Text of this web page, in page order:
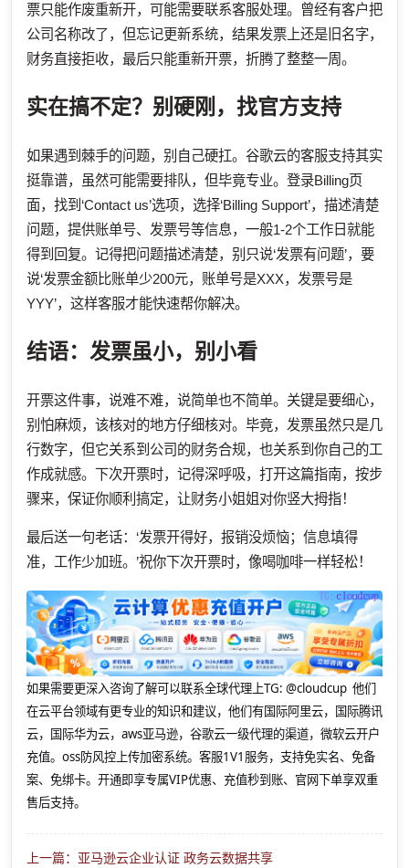
票只能作废重新开，可能需要联系客服处理。曾经有客户把
公司名称改了，但忘记更新系统，结果发票上还是旧名字，
财务直接拒收，最后只能重新开票，折腾了整整一周。
实在搞不定？别硬刚，找官方支持
如果遇到棘手的问题，别自己硬扛。谷歌云的客服支持其实
挺靠谱，虽然可能需要排队，但毕竟专业。登录Billing页
面，找到‘Contact us’选项，选择‘Billing Support’，描述清楚
问题，提供账单号、发票号等信息，一般1-2个工作日就能
得到回复。记得把问题描述清楚，别只说‘发票有问题’，要
说‘发票金额比账单少200元，账单号是XXX，发票号是
YYY’，这样客服才能快速帮你解决。
结语：发票虽小，别小看
开票这件事，说难不难，说简单也不简单。关键是要细心，
别怕麻烦，该核对的地方仔细核对。毕竟，发票虽然只是几
行数字，但它关系到公司的财务合规，也关系到你自己的工
作成就感。下次开票时，记得深呼吸，打开这篇指南，按步
骤来，保证你顺利搞定，让财务小姐姐对你竖大拇指！
最后送一句老话：‘发票开得好，报销没烦恼；信息填得
准，工作少加班。’祝你下次开票时，像喝咖啡一样轻松！
如果需要更深入咨询了解可以联系全球代理上TG: @cloudcup 他们
在云平台领域有更专业的知识和建议，他们有国际阿里云，国际腾讯
云，国际华为云，aws亚马逊，谷歌云一级代理的渠道，微软云开户
充值。oss防风控上传加密系统。客服1V1服务，支持免实名、免备
案、免绑卡。开通即享专属VIP优惠、充值秒到账、官网下单享双重
售后支持。
上一篇：亚马逊云企业认证 政务云数据共享